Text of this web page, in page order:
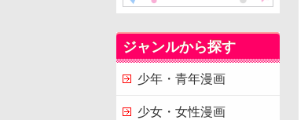
ジャンルから探す
少年・青年漫画
少女・女性漫画